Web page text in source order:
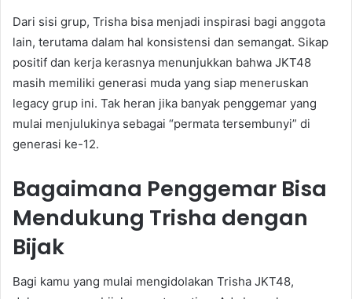
Dari sisi grup, Trisha bisa menjadi inspirasi bagi anggota
lain, terutama dalam hal konsistensi dan semangat. Sikap
positif dan kerja kerasnya menunjukkan bahwa JKT48
masih memiliki generasi muda yang siap meneruskan
legacy grup ini. Tak heran jika banyak penggemar yang
mulai menjulukinya sebagai “permata tersembunyi” di
generasi ke-12.
Bagaimana Penggemar Bisa
Mendukung Trisha dengan
Bijak
Bagi kamu yang mulai mengidolakan Trisha JKT48,